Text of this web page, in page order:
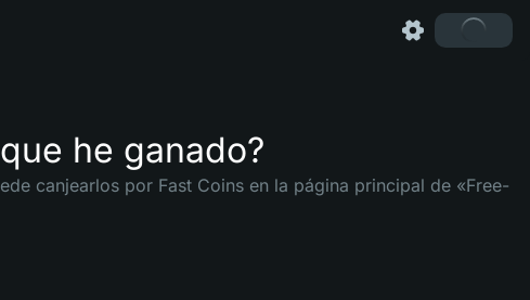
he ganado?
canjearlos por Fast Coins en la página principal de «Free-